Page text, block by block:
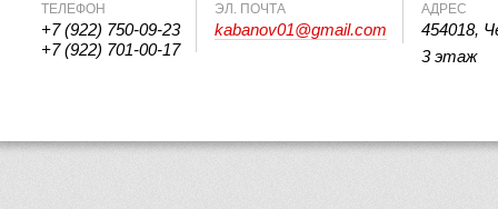
ТЕЛЕФОН
+7 (922) 750-09-23
+7 (922) 701-00-17
ЭЛ. ПОЧТА
kabanov01@gmail.com
АДРЕС
454018,
3 этаж